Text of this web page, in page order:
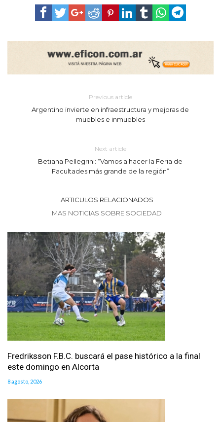
Previous article
Argentino invierte en infraestructura y mejoras de
muebles e inmuebles
Next article
Betiana Pellegrini: “Vamos a hacer la Feria de
Facultades más grande de la región”
ARTICULOS RELACIONADOS
MAS NOTICIAS SOBRE SOCIEDAD
Fredriksson F.B.C. buscará el pase histórico a la final
este domingo en Alcorta
8 agosto, 2026